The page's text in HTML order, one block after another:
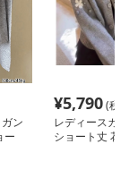
ン
ー
¥5,790(税
レディースカ
ショート丈 花